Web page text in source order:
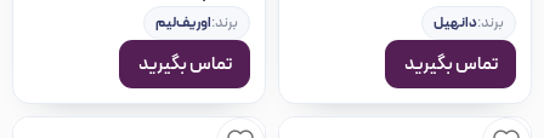
برند:دانهیل
تماس بگیرید
40793
برند:اوریف‌لیم
تماس بگیرید